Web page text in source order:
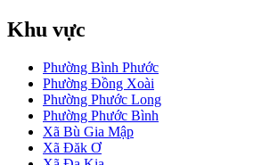
Khu vực
Phường Bình Phước
Phường Đồng Xoài
Phường Phước Long
Phường Phước Bình
Xã Bù Gia Mập
Xã Đăk Ơ